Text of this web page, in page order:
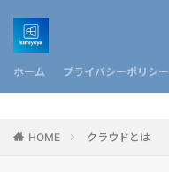
ホーム プライバシーポリシー
HOME クラウドとは